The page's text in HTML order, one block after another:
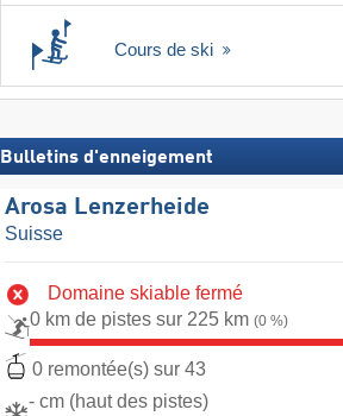
Cours de ski
Bulletins d'enneigement
Arosa Lenzerheide
Suisse
Domaine skiable fermé
0 km de pistes sur 225 km (0 %)
0 remontée(s) sur 43
- cm (haut des pistes)